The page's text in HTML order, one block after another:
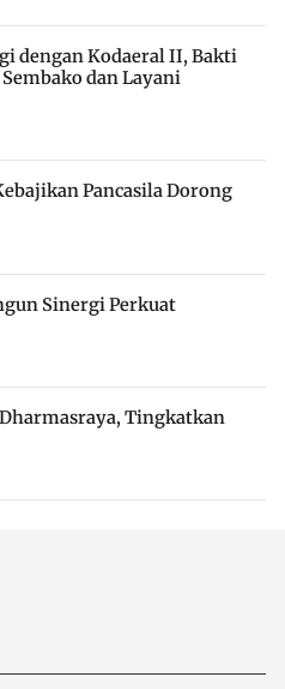
dengan Kodaeral II, Bakti
dan Layani
Pancasila Dorong
Sinergi Perkuat
Tingkatkan